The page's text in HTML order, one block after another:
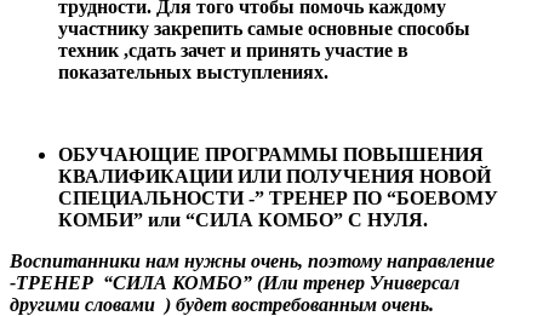
трудности. Для того чтобы помочь каждому
участнику закрепить самые основные способы
техник ,сдать зачет и принять участие в
показательных выступлениях.
ОБУЧАЮЩИЕ ПРОГРАММЫ ПОВЫШЕНИЯ
КВАЛИФИКАЦИИ ИЛИ ПОЛУЧЕНИЯ НОВОЙ
СПЕЦИАЛЬНОСТИ -” ТРЕНЕР ПО “БОЕВОМУ
КОМБИ” или “СИЛА КОМБО” С НУЛЯ.
Воспитанники нам нужны очень, поэтому направление
-ТРЕНЕР “СИЛА КОМБО” (Или тренер Универсал
другими словами ) будет востребованным очень.